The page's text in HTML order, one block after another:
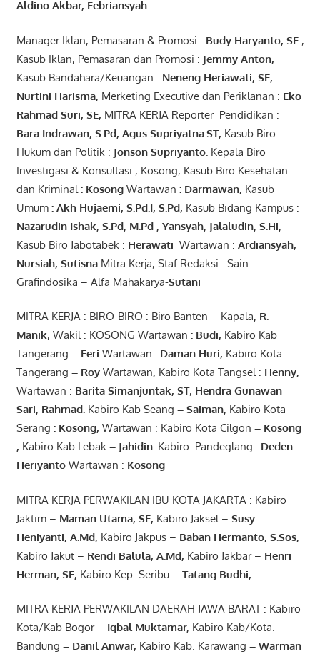
Aldino Akbar, Febriansyah.
Manager Iklan, Pemasaran & Promosi : Budy Haryanto, SE,
Kasub Iklan, Pemasaran dan Promosi : Jemmy Anton,
Kasub Bandahara/Keuangan : Neneng Heriawati, SE,
Nurtini Harisma, Merketing Executive dan Periklanan : Eko
Rahmad Suri, SE, MITRA KERJA Reporter Pendidikan :
Bara Indrawan, S.Pd, Agus Supriyatna.ST, Kasub Biro
Hukum dan Politik : Jonson Supriyanto. Kepala Biro
Investigasi & Konsultasi , Kosong, Kasub Biro Kesehatan
dan Kriminal : KosongWartawan : Darmawan, Kasub
Umum : Akh Hujaemi, S.Pd.I, S.Pd, Kasub Bidang Kampus :
Nazarudin Ishak, S.Pd, M.Pd, Yansyah, Jalaludin, S.Hi,
Kasub Biro Jabotabek : Herawati Wartawan : Ardiansyah,
Nursiah, SutisnaMitra Kerja, Staf Redaksi : Sain
Grafindosika – Alfa Mahakarya-Sutani
MITRA KERJA : BIRO-BIRO : Biro Banten – Kapala, R.
Manik, Wakil : KOSONG Wartawan : Budi, Kabiro Kab
Tangerang – Feri Wartawan : Daman Huri, Kabiro Kota
Tangerang – RoyWartawan, Kabiro Kota Tangsel : Henny,
Wartawan : Barita Simanjuntak, ST, Hendra Gunawan
Sari, Rahmad. Kabiro Kab Seang – Saiman, Kabiro Kota
Serang : Kosong, Wartawan : Kabiro Kota Cilgon – Kosong
, Kabiro Kab Lebak– Jahidin. Kabiro Pandeglang : Deden
Heriyanto Wartawan : Kosong
MITRA KERJA PERWAKILAN IBU KOTA JAKARTA : Kabiro
Jaktim – Maman Utama, SE, Kabiro Jaksel – Susy
Heniyanti, A.Md, Kabiro Jakpus – Baban Hermanto, S.Sos,
Kabiro Jakut – Rendi Balula, A.Md, Kabiro Jakbar – Henri
Herman, SE, Kabiro Kep. Seribu – Tatang Budhi,
MITRA KERJA PERWAKILAN DAERAH JAWA BARAT : Kabiro
Kota/Kab Bogor – Iqbal Muktamar, Kabiro Kab/Kota.
Bandung – Danil Anwar, Kabiro Kab. Karawang –Warman